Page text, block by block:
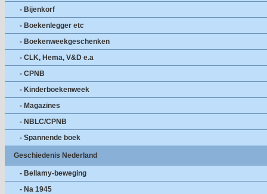
- Bijenkorf
- Boekenlegger etc
- Boekenweekgeschenken
- CLK, Hema, V&D e.a
- CPNB
- Kinderboekenweek
- Magazines
- NBLC/CPNB
- Spannende boek
Geschiedenis Nederland
- Bellamy-beweging
- Na 1945